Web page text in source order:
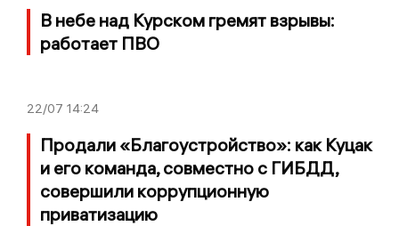
В небе над Курском гремят взрывы:
работает ПВО
22/07 14:24
Продали «Благоустройство»: как Куцак
и его команда, совместно с ГИБДД,
совершили коррупционную
приватизацию